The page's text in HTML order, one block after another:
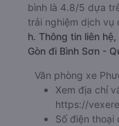
bình là 4.8/5 dựa
trải nghiệm dịch vụ
h. Thông tin liên
Gòn đi Bình Sơn -
Văn phòng xe
Xem địa chỉ
https://
Số điện thoại